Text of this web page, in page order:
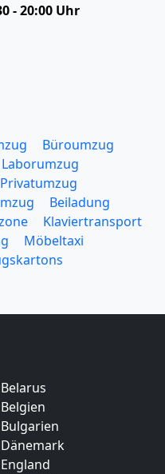
- 20:00 Uhr
Büroumzug
Laborumzug
Privatumzug
Beiladung
Klaviertransport
Möbeltaxi